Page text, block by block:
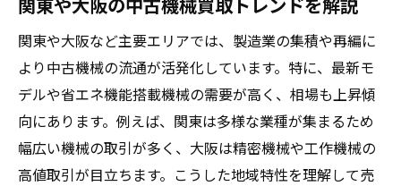
関東や大阪など主要エリアでは、製造業の集積や再編に
より中古機械の流通が活発化しています。特に、最新モ
デルや省エネ機能搭載機械の需要が高く、相場も上昇傾
向にあります。例えば、関東は多様な業種が集まるため
幅広い機械の取引が多く、大阪は精密機械や工作機械の
高値取引が目立ちます。こうした地域特性を理解して売